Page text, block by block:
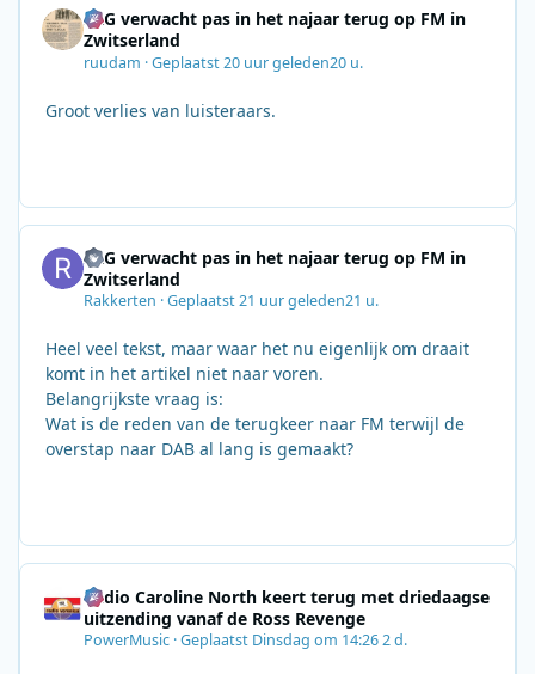
SRG verwacht pas in het najaar terug op FM in
Zwitserland
ruudam ·Geplaatst20 uur geleden20 u.
Groot verlies van luisteraars.
SRG verwacht pas in het najaar terug op FM in
Zwitserland
Rakkerten ·Geplaatst21 uur geleden21 u.
Heel veel tekst, maar waar het nu eigenlijk om draait
komt in het artikel niet naar voren.
Belangrijkste vraag is:
Wat is de reden van de terugkeer naar FM terwijl de
overstap naar DAB al lang is gemaakt?
Radio Caroline North keert terug met driedaagse
uitzending vanaf de Ross Revenge
PowerMusic ·Geplaatst Dinsdag om 14:262 d.